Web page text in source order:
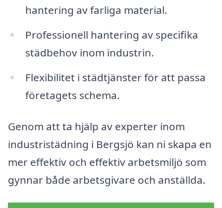
hantering av farliga material.
Professionell hantering av specifika
städbehov inom industrin.
Flexibilitet i städtjänster för att passa
företagets schema.
Genom att ta hjälp av experter inom
industristädning i Bergsjö kan ni skapa en
mer effektiv och effektiv arbetsmiljö som
gynnar både arbetsgivare och anställda.